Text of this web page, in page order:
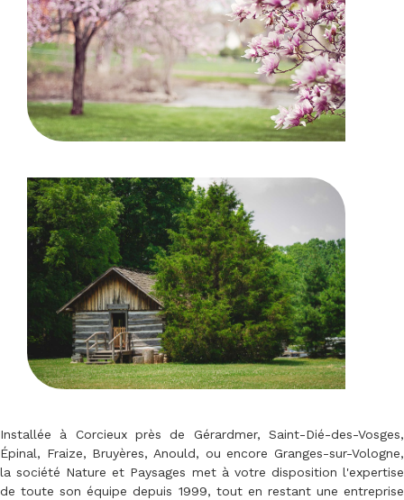
Installée à Corcieux près de Gérardmer, Saint-Dié-des-Vosges,
Épinal, Fraize, Bruyères, Anould, ou encore Granges-sur-Vologne,
la société Nature et Paysages met à votre disposition l'expertise
de toute son équipe depuis 1999, tout en restant une entreprise